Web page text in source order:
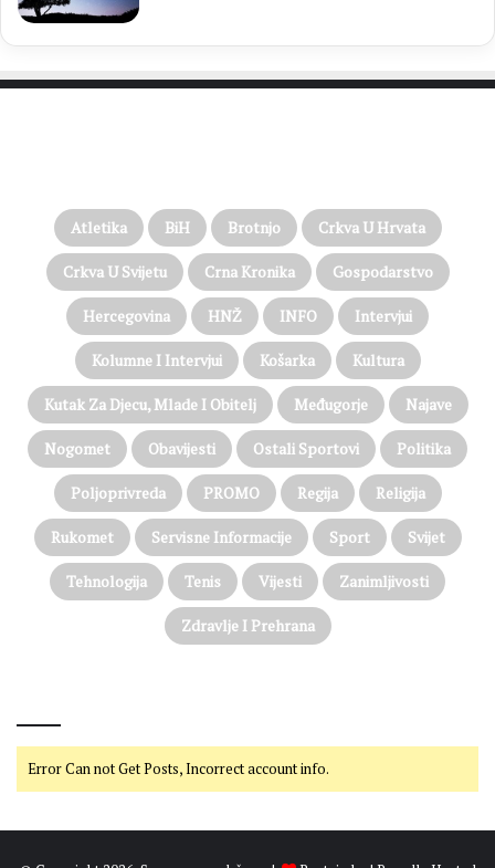
Atletika BiH Brotnjo Crkva U Hrvata
Crkva U Svijetu Crna Kronika Gospodarstvo
Hercegovina HNŽ INFO Intervjui
Kolumne I Intervjui Košarka Kultura
Kutak Za Djecu, Mlade I Obitelj Međugorje Najave
Nogomet Obavijesti Ostali Sportovi Politika
Poljoprivreda PROMO Regija Religija
Rukomet Servisne Informacije Sport Svijet
Tehnologija Tenis Vijesti Zanimljivosti
Zdravlje I Prehrana
Error Can not Get Posts, Incorrect account info.